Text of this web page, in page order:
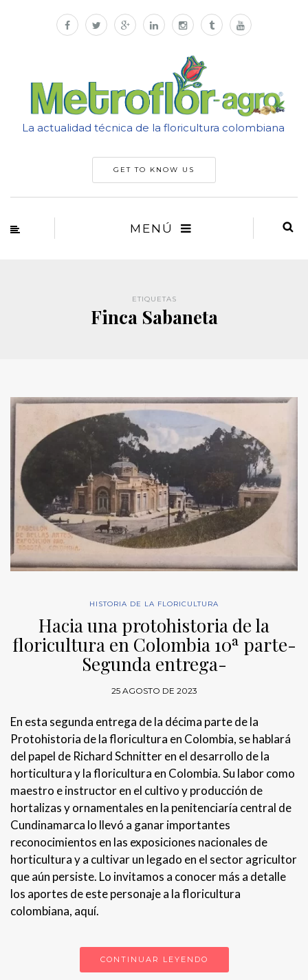
La actualidad técnica de la floricultura colombiana
GET TO KNOW US
MENÚ
ETIQUETAS
Finca Sabaneta
HISTORIA DE LA FLORICULTURA
Hacia una protohistoria de la
floricultura en Colombia 10ª parte-
Segunda entrega-
25 AGOSTO DE 2023
En esta segunda entrega de la décima parte de la
Protohistoria de la floricultura en Colombia, se hablará
del papel de Richard Schnitter en el desarrollo de la
horticultura y la floricultura en Colombia. Su labor como
maestro e instructor en el cultivo y producción de
hortalizas y ornamentales en la penitenciaría central de
Cundinamarca lo llevó a ganar importantes
reconocimientos en las exposiciones nacionales de
horticultura y a cultivar un legado en el sector agricultor
que aún persiste. Lo invitamos a conocer más a detalle
los aportes de este personaje a la floricultura
colombiana, aquí.
CONTINUAR LEYENDO